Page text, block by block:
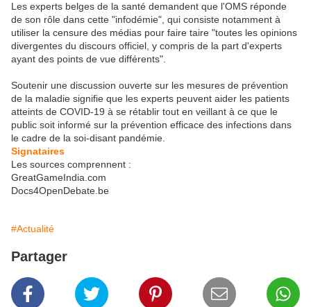
Les experts belges de la santé demandent que l'OMS réponde
de son rôle dans cette "infodémie", qui consiste notamment à
utiliser la censure des médias pour faire taire "toutes les opinions
divergentes du discours officiel, y compris de la part d'experts
ayant des points de vue différents".
Soutenir une discussion ouverte sur les mesures de prévention
de la maladie signifie que les experts peuvent aider les patients
atteints de COVID-19 à se rétablir tout en veillant à ce que le
public soit informé sur la prévention efficace des infections dans
le cadre de la soi-disant pandémie.
Signataires
Les sources comprennent :
GreatGameIndia.com
Docs4OpenDebate.be
#Actualité
Partager